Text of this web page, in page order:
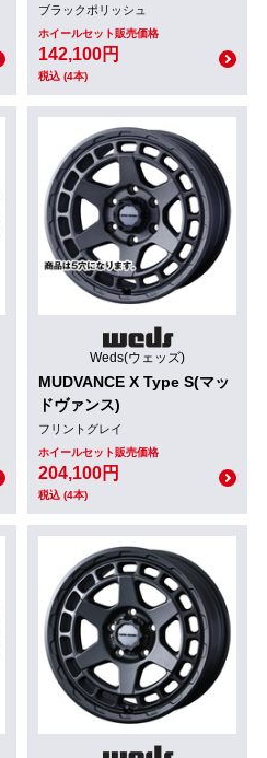
ブラックポリッシュ
ホイールセット販売価格
142,100円
税込 (4本)
Weds(ウェッズ)
MUDVANCE X Type S(マッ
ドヴァンス)
フリントグレイ
ホイールセット販売価格
204,100円
税込 (4本)